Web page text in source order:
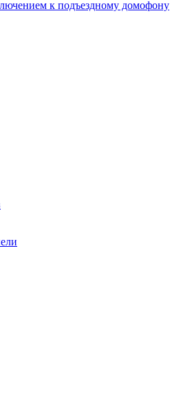
к подъездному домофону